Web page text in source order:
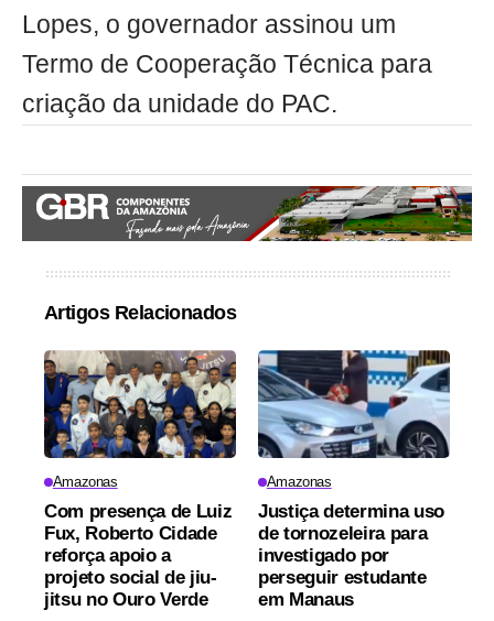
Lopes, o governador assinou um
Termo de Cooperação Técnica para
criação da unidade do PAC.
Artigos Relacionados
Amazonas
Com presença de Luiz
Fux, Roberto Cidade
reforça apoio a
projeto social de jiu-
jitsu no Ouro Verde
Amazonas
Justiça determina uso
de tornozeleira para
investigado por
perseguir estudante
em Manaus